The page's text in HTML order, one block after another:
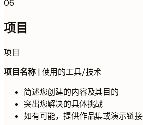
06
项目
项目
项目名称 | 使用的工具/技术
简述您创建的内容及其目的
突出您解决的具体挑战
如有可能，提供作品集或演示链接